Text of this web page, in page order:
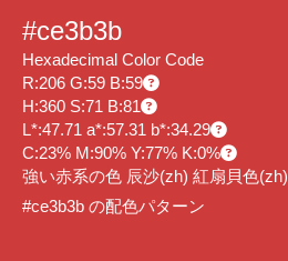
#ce3b3b
Hexadecimal Color Code
R:206 G:59 B:59
H:360 S:71 B:81
L*:47.71 a*:57.31 b*:34.29
C:23% M:90% Y:77% K:0%
強い赤系の色 辰沙(zh) 紅扇貝色(zh)
#ce3b3b の配色パターン